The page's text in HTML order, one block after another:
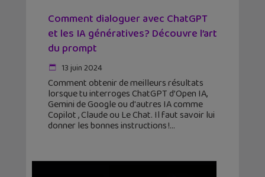
Comment dialoguer avec ChatGPT
et les IA génératives? Découvre l’art
du prompt
13 juin 2024
Comment obtenir de meilleurs résultats
lorsque tu interroges ChatGPT d’Open IA,
Gemini de Google ou d'autres IA comme
Copilot , Claude ou Le Chat. Il faut savoir lui
donner les bonnes instructions !